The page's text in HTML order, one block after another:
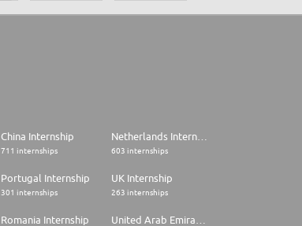
China Internship
711 internships 603 internships
Portugal Internship
301 internships
UK Internship
263 internships
Romania Internship